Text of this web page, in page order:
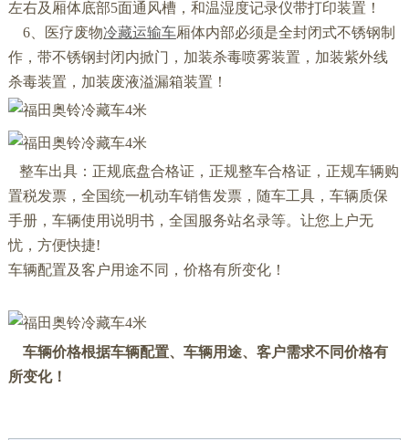
左右及厢体底部5面通风槽，和温湿度记录仪带打印装置！
6、医疗废物冷藏运输车厢体内部必须是全封闭式不锈钢制
作，带不锈钢封闭内掀门，加装杀毒喷雾装置，加装紫外线
杀毒装置，加装废液溢漏箱装置！
整车出具：正规底盘合格证，正规整车合格证，正规车辆购
置税发票，全国统一机动车销售发票，随车工具，车辆质保
手册，车辆使用说明书，全国服务站名录等。让您上户无
忧，方便快捷!
车辆配置及客户用途不同，价格有所变化！
车辆价格根据车辆配置、车辆用途、客户需求不同价格有
所变化！